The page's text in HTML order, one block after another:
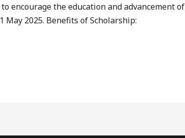
encourage the education and advancement of
2025. Benefits of Scholarship: